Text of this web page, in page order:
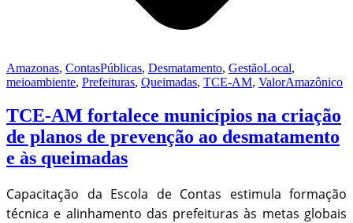
Amazonas, ContasPúblicas, Desmatamento, GestãoLocal,
meioambiente, Prefeituras, Queimadas, TCE-AM, ValorAmazônico
TCE-AM fortalece municípios na criação
de planos de prevenção ao desmatamento
e às queimadas
Capacitação da Escola de Contas estimula formação
técnica e alinhamento das prefeituras às metas globais